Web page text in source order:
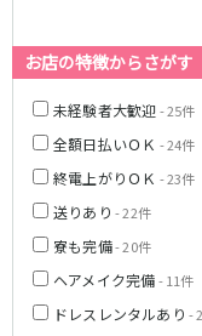
お店の特徴からさがす
未経験者大歓迎- 25件
全額日払いＯＫ - 24件
終電上がりＯＫ - 23件
送りあり - 22件
寮も完備- 20件
ヘアメイク完備- 11件
ドレスレンタルあり -
栄町駅
名鉄小牧線
春日井駅
名鉄河和線